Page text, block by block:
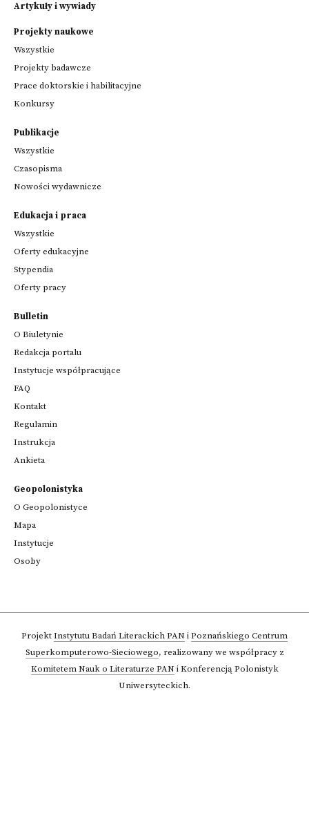
Artykuły i wywiady
Projekty naukowe
Wszystkie
Projekty badawcze
Prace doktorskie i habilitacyjne
Konkursy
Publikacje
Wszystkie
Czasopisma
Nowości wydawnicze
Edukacja i praca
Wszystkie
Oferty edukacyjne
Stypendia
Oferty pracy
Bulletin
O Biuletynie
Redakcja portalu
Instytucje współpracujące
FAQ
Kontakt
Regulamin
Instrukcja
Ankieta
Geopolonistyka
O Geopolonistyce
Mapa
Instytucje
Osoby
ProjektInstytutu Badań Literackich PAN iPoznańskiego Centrum
Superkomputerowo-Sieciowego, realizowany we współpracy z
Komitetem Nauk o Literaturze PAN i Konferencją Polonistyk
Uniwersyteckich.